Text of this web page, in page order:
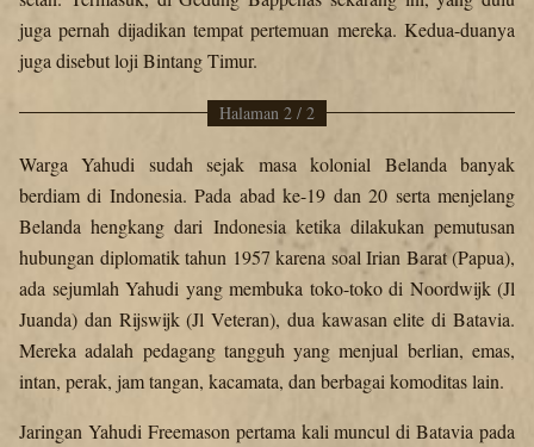
juga pernah dijadikan tempat pertemuan mereka. Kedua-duanya
juga disebut loji Bintang Timur.
Halaman 2 / 2
Warga Yahudi sudah sejak masa kolonial Belanda banyak
berdiam di Indonesia. Pada abad ke-19 dan 20 serta menjelang
Belanda hengkang dari Indonesia ketika dilakukan pemutusan
hubungan diplomatik tahun 1957 karena soal Irian Barat (Papua),
ada sejumlah Yahudi yang membuka toko-toko di Noordwijk (Jl
Juanda) dan Rijswijk (Jl Veteran), dua kawasan elite di Batavia.
Mereka adalah pedagang tangguh yang menjual berlian, emas,
intan, perak, jam tangan, kacamata, dan berbagai komoditas lain.
Jaringan Yahudi Freemason pertama kali muncul di Batavia pada